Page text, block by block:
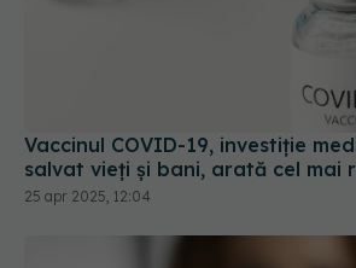
Vaccinul COVID-19, investiție
salvat vieți și bani, arată cel mai
25 apr 2025, 12:04